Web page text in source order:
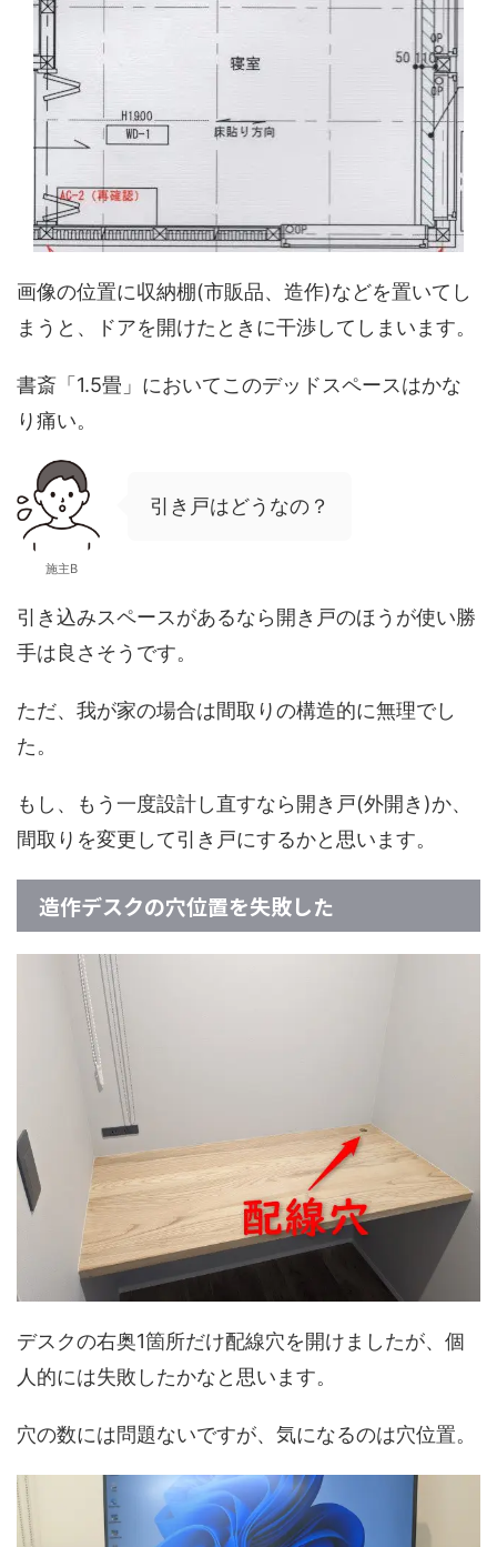
画像の位置に収納棚(市販品、造作)などを置いてし
まうと、ドアを開けたときに干渉してしまいます。
書斎「1.5畳」においてこのデッドスペースはかな
り痛い。
施主B
引き戸はどうなの？
引き込みスペースがあるなら開き戸のほうが使い勝
手は良さそうです。
ただ、我が家の場合は間取りの構造的に無理でし
た。
もし、もう一度設計し直すなら開き戸(外開き)か、
間取りを変更して引き戸にするかと思います。
造作デスクの穴位置を失敗した
デスクの右奥1箇所だけ配線穴を開けましたが、個
人的には失敗したかなと思います。
穴の数には問題ないですが、気になるのは穴位置。